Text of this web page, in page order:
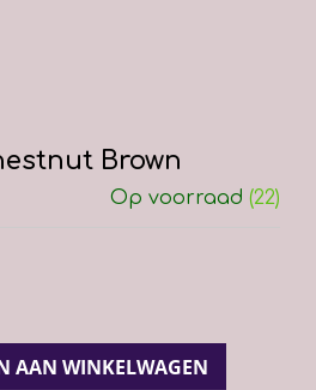
Brown
Op voorraad (22)
AAN WINKELWAGEN